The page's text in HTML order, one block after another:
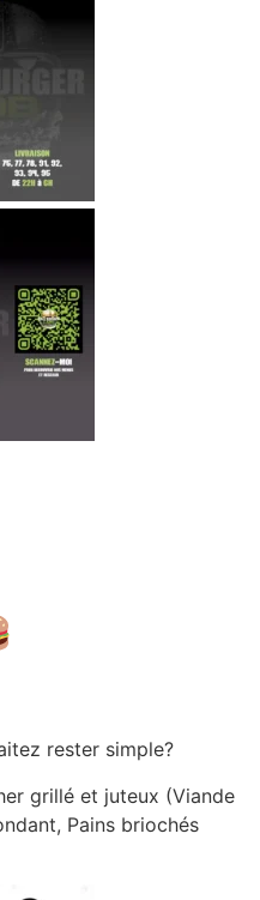
rester simple?
grillé et juteux (Viande
Pains briochés